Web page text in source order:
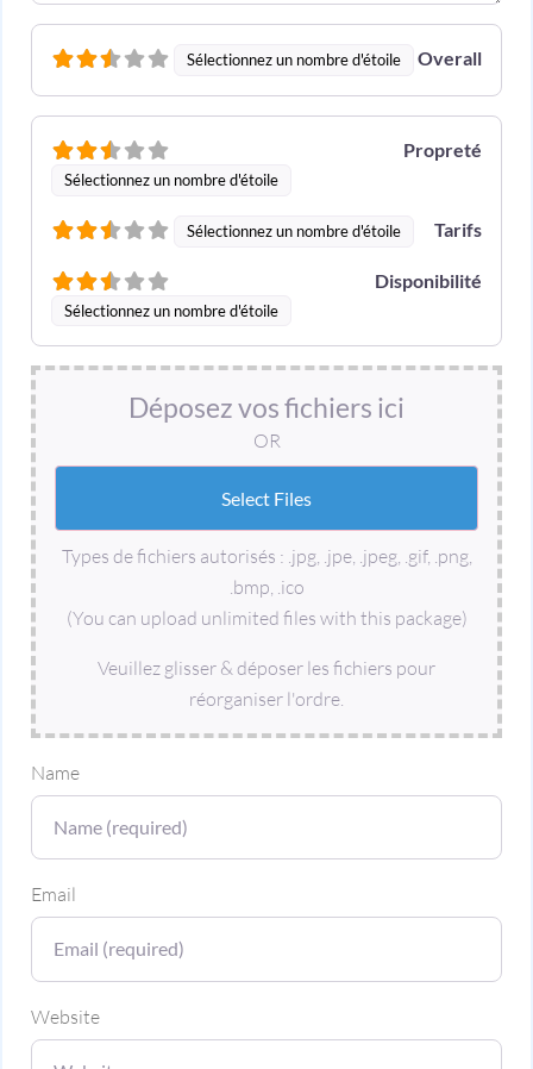
Sélectionnez un nombre d'étoile Overall
Sélectionnez un nombre d'étoile
Propreté
Sélectionnez un nombre d'étoile Tarifs
Sélectionnez un nombre d'étoile
Disponibilité
Déposez vos fichiers ici
OR
Types de fichiers autorisés : .jpg, .jpe, .jpeg, .gif, .png,
.bmp, .ico
(You can upload unlimited files with this package)
Veuillez glisser & déposer les fichiers pour
réorganiser l'ordre.
Name
Email
Website